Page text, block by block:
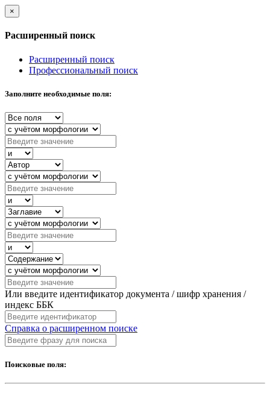
×
Расширенный поиск
Расширенный поиск
Профессиональный поиск
Заполните необходимые поля:
Или введите идентификатор документа / шифр хранения /
индекс ББК
Справка о расширенном поиске
Поисковые поля: